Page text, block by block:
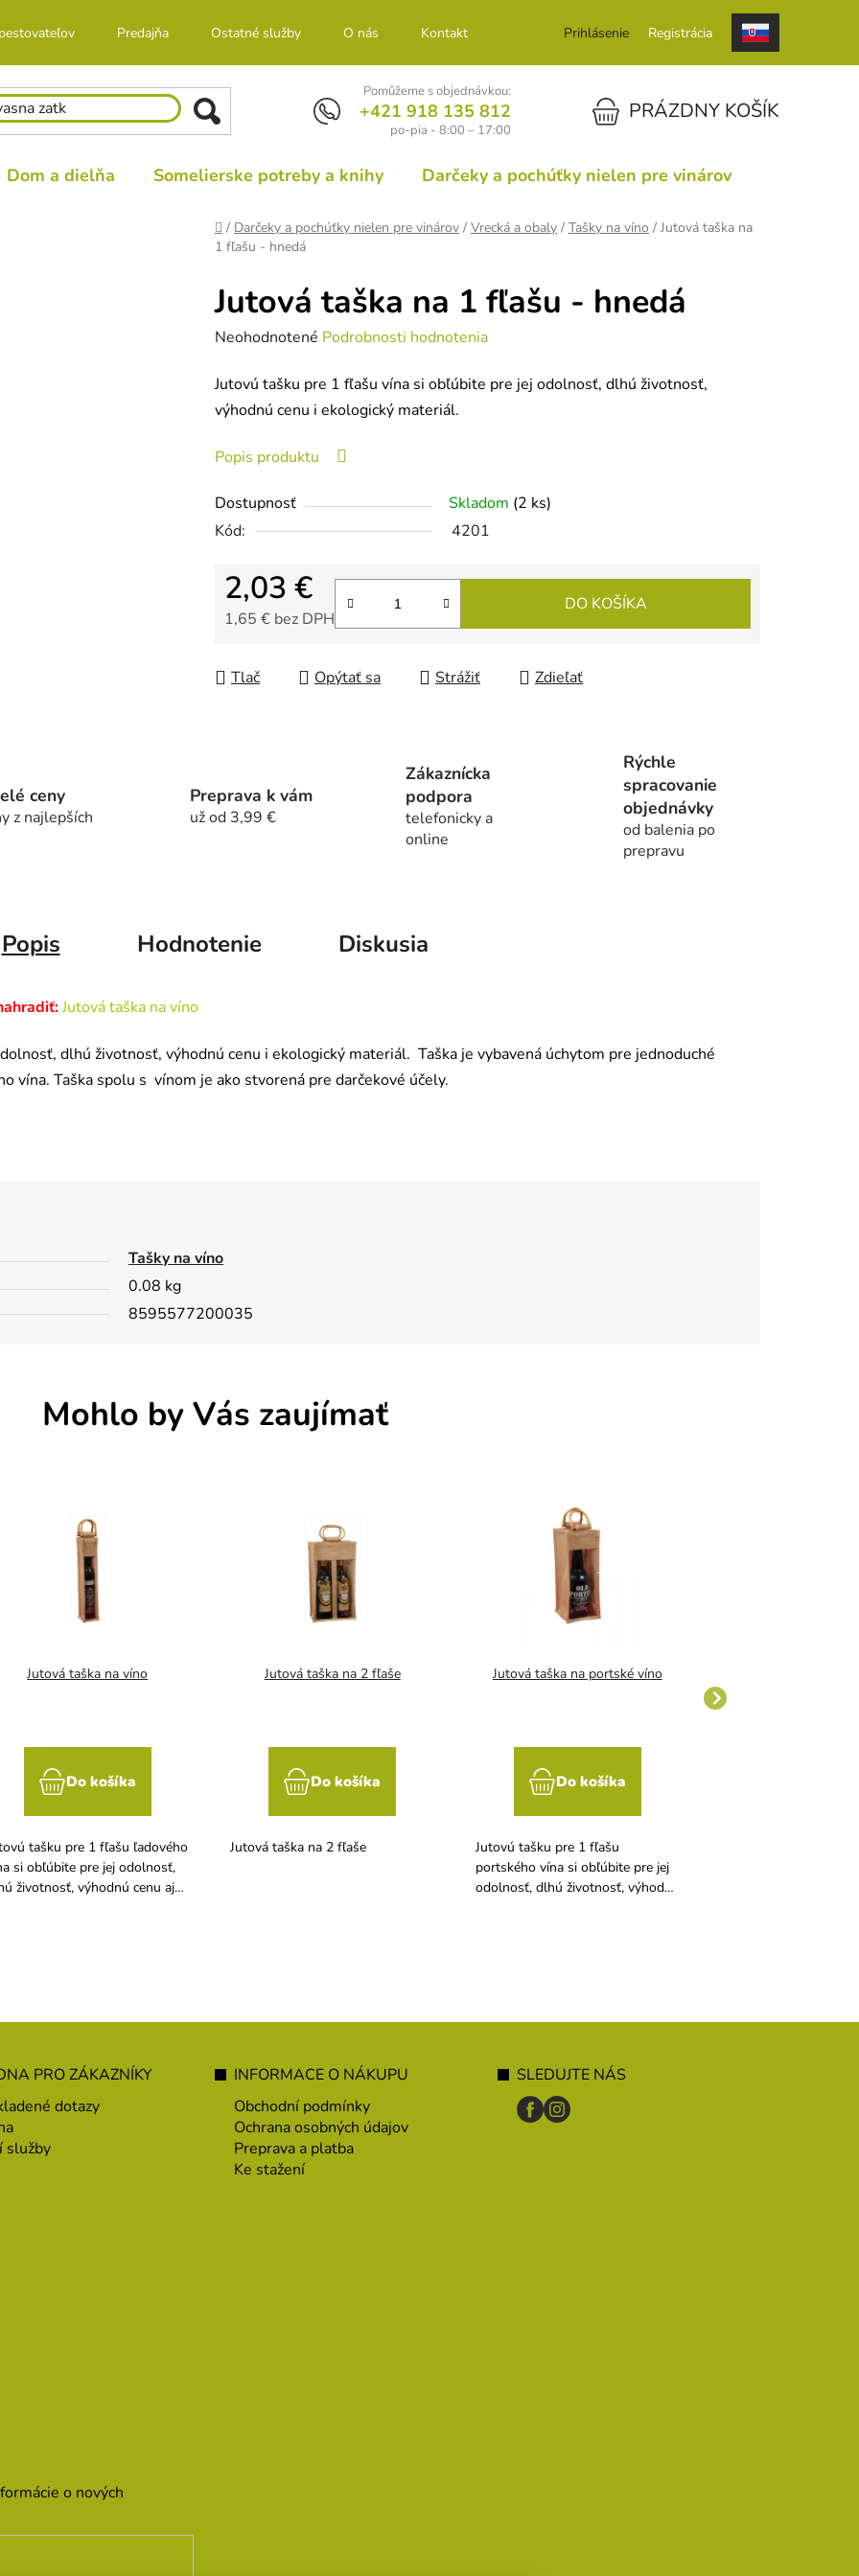
Predajňa Ostatné služby O nás Kontakt Prihlásenie Registrácia
Pomůžeme s objednávkou:
+421 918 135 812
po-pia - 8:00 – 17:00
NÁKUPNÝ KOŠÍKPRÁZDNY KOŠÍK
Dom a dielňa Somelierske potreby a knihy Darčeky a pochúťky nielen pre vinárov
Domov
/ Darčeky a pochúťky nielen pre vinárov / Vrecká a obaly / Tašky na víno / Jutová taška na
1 fľašu - hnedá
Jutová taška na 1 fľašu - hnedá
Priemerné
produktu
je
z
5
hviezdičiek.
Neohodnotené Podrobnosti hodnotenia
Jutovú tašku pre 1 fľašu vína si obľúbite pre jej odolnosť, dlhú životnosť,
výhodnú cenu i ekologický materiál.
Popis produktu
Dostupnosť Skladom (2 ks)
Kód:
4201
2,03 €
1,65 € bez DPH
DO KOŠÍKA
Tlač Opýtať sa Strážiť Zdieľať
ceny
z najlepších
Preprava k vám
už od 3,99 €
Zákaznícka
podpora
telefonicky a
online
Rýchle
spracovanie
objednávky
od balenia po
prepravu
Popis Hodnotenie Diskusia
Jutová taška na víno
dlhú životnosť, výhodnú cenu i ekologický materiál. Taška je vybavená úchytom pre jednoduché
vína. Taška spolu s vínom je ako stvorená pre darčekové účely.
Tašky na víno
0.08 kg
8595577200035
Mohlo by Vás zaujímať
Jutová taška na víno
Do košíka
tašku pre 1 fľašu ľadového
si obľúbite pre jej odolnosť,
životnosť, výhodnú cenu aj
Jutová taška na 2 fľaše
Do košíka
Jutová taška na 2 fľaše
Jutová taška na portské víno
Do košíka
Jutovú tašku pre 1 fľašu
portského vína si obľúbite pre jej
odolnosť, dlhú životnosť, výhodnú
PRO ZÁKAZNÍKY
dotazy
služby
INFORMACE O NÁKUPU
Obchodní podmínky
Ochrana osobných údajov
Preprava a platba
Ke stažení
SLEDUJTE NÁS
o nových